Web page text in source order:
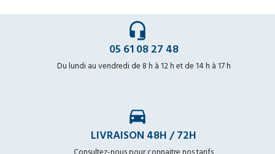
headset_mic
05 61 08 27 48
Du lundi au vendredi de 8 h à 12 h et de 14 h à 17 h
time_to_leave
LIVRAISON 48H / 72H